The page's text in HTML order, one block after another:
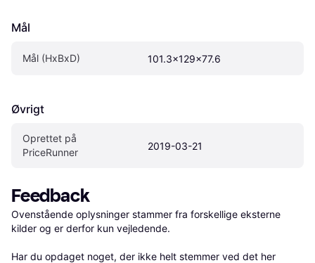
Mål
Mål (HxBxD) 101.3x129x77.6
Øvrigt
Oprettet på
PriceRunner
2019-03-21
Feedback
Ovenstående oplysninger stammer fra forskellige eksterne
kilder og er derfor kun vejledende.
Har du opdaget noget, der ikke helt stemmer ved det her